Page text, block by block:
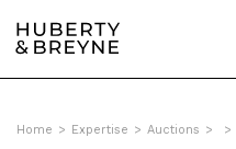
Home > Expertise > Auctions > >